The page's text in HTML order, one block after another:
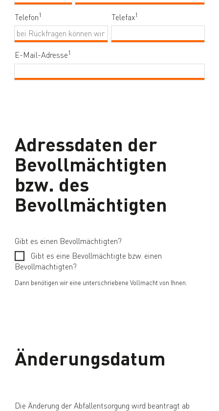
Telefon1 Telefax1
E-Mail-Adresse1
Adressdaten der
Bevollmächtigten
bzw. des
Bevollmächtigten
Gibt es einen Bevollmächtigten?
Gibt es eine Bevollmächtigte bzw. einen
Bevollmächtigten?
Dann benötigen wir eine unterschriebene Vollmacht von Ihnen.
Änderungsdatum
Die Änderung der Abfallentsorgung wird beantragt ab